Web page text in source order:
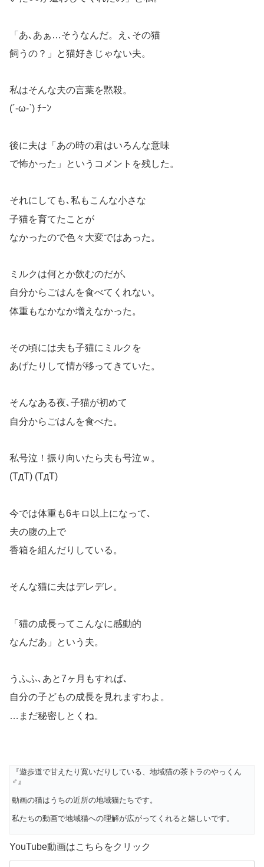
「あ､あぁ…そうなんだ。え､その猫
飼うの？」と猫好きじゃない夫。
私はそんな夫の言葉を黙殺。
(´-ω-`) ﾁｰﾝ
後に夫は「あの時の君はいろんな意味
で怖かった」というコメントを残した。
それにしても､私もこんな小さな
子猫を育てたことが
なかったので色々大変ではあった。
ミルクは何とか飲むのだが､
自分からごはんを食べてくれない。
体重もなかなか増えなかった。
その頃には夫も子猫にミルクを
あげたりして情が移ってきていた。
そんなある夜､子猫が初めて
自分からごはんを食べた。
私号泣！振り向いたら夫も号泣ｗ。
(TдT) (TдT)
今では体重も6キロ以上になって､
夫の腹の上で
香箱を組んだりしている。
そんな猫に夫はデレデレ。
「猫の成長ってこんなに感動的
なんだあ」という夫。
うふふ､あと7ヶ月もすれば､
自分の子どもの成長を見れますわよ。
…まだ秘密しとくね。
『遊歩道で甘えたり寛いだりしている、地域猫の茶トラのやっくん
♂』
動画の猫はうちの近所の地域猫たちです。
私たちの動画で地域猫への理解が広がってくれると嬉しいです。
YouTube動画はこちらをクリック